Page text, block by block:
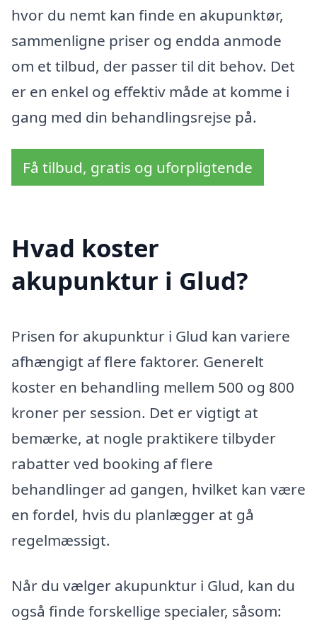
hvor du nemt kan finde en akupunktør,
sammenligne priser og endda anmode
om et tilbud, der passer til dit behov. Det
er en enkel og effektiv måde at komme i
gang med din behandlingsrejse på.
Få tilbud, gratis og uforpligtende
Hvad koster
akupunktur i Glud?
Prisen for akupunktur i Glud kan variere
afhængigt af flere faktorer. Generelt
koster en behandling mellem 500 og 800
kroner per session. Det er vigtigt at
bemærke, at nogle praktikere tilbyder
rabatter ved booking af flere
behandlinger ad gangen, hvilket kan være
en fordel, hvis du planlægger at gå
regelmæssigt.
Når du vælger akupunktur i Glud, kan du
også finde forskellige specialer, såsom: